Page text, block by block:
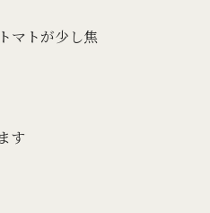
マトが少し焦
す